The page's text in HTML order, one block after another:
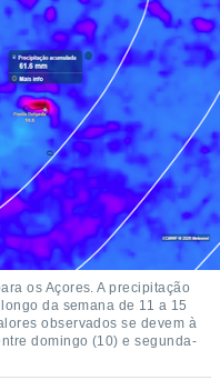
os Açores. A precipitação
da semana de 11 a 15
observados se devem à
domingo (10) e segunda-